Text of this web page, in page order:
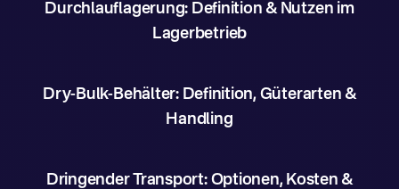
Durchlauflagerung: Definition & Nutzen im
Lagerbetrieb
Dry-Bulk-Behälter: Definition, Güterarten &
Handling
Dringender Transport: Optionen, Kosten &